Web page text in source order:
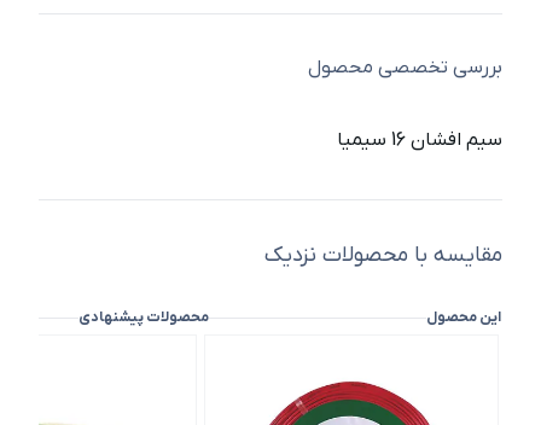
بررسی تخصصی محصول
سیم افشان 16 سیمیا
مقایسه با محصولات نزدیک
این محصول محصولات پیشنهادی